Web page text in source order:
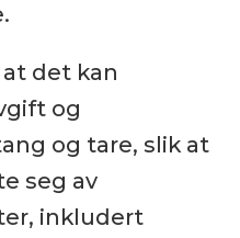
det kan
og
og tare, slik at
seg av
inkludert